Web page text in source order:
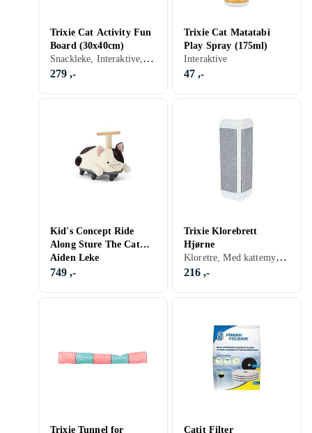
Trixie Cat Activity Fun
Board (30x40cm)
Snackleke, Interaktive, Plast
279 ,-
Trixie Cat Matatabi
Play Spray (175ml)
Interaktive
47 ,-
Kid's Concept Ride
Along Sture The Cat
Aiden Leke
749 ,-
Trixie Klorebrett
Hjørne
Kloretre, Med kattemynte, Stoff/Tekstil
216 ,-
Trixie Tunnel for
Catit Filter